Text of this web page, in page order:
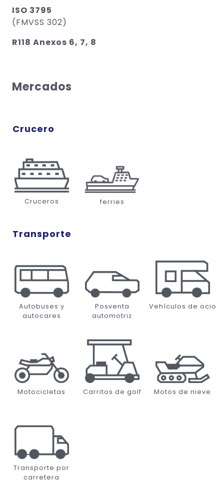
ISO 3795
(FMVSS 302)
R118 Anexos 6, 7, 8
Mercados
Crucero
Cruceros ferries
Transporte
Autobuses y
autocares
Posventa
automotriz
Vehículos de ocio
Motocicletas Carritos de golf Motos de nieve
Transporte por
carretera